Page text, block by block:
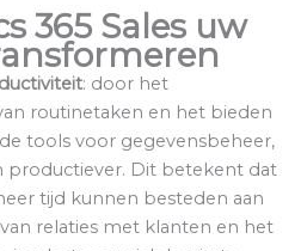
365 Sales uw
: door het
routinetaken en het bieden
tools voor gegevensbeheer,
productiever. Dit betekent dat
tijd kunnen besteden aan
relaties met klanten en het